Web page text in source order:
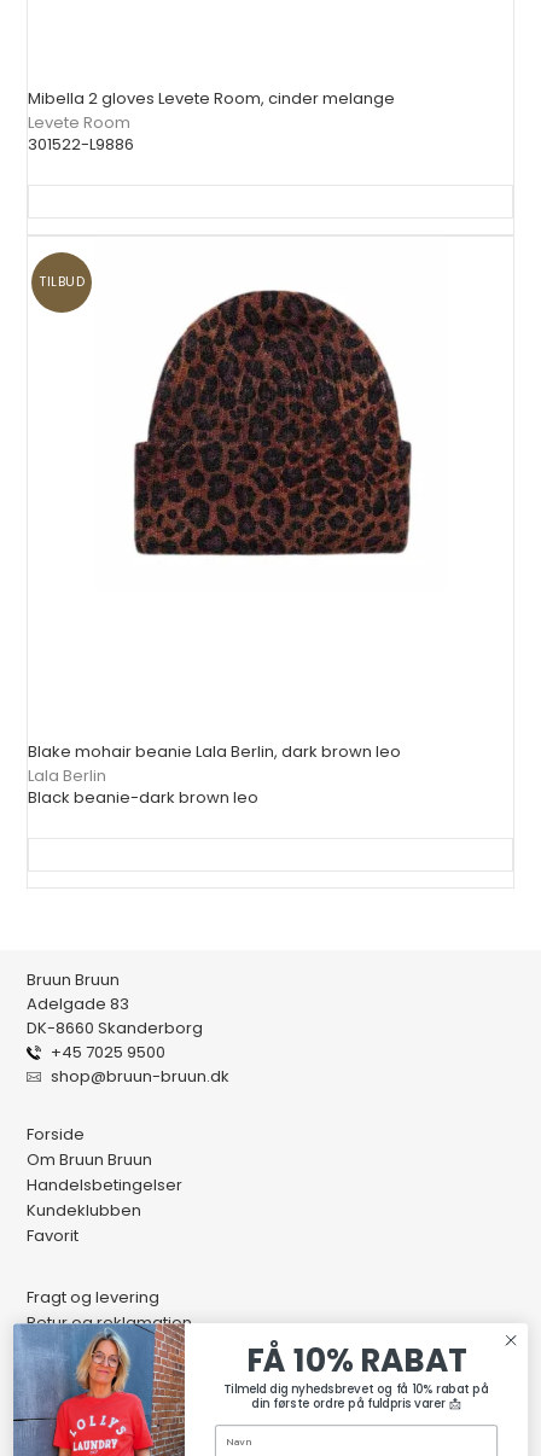
Mibella 2 gloves Levete Room, cinder melange
Levete Room
301522-L9886
TILBUD
Blake mohair beanie Lala Berlin, dark brown leo
Lala Berlin
Black beanie-dark brown leo
Bruun Bruun
Adelgade 83
DK-8660 Skanderborg
+45 7025 9500
shop@bruun-bruun.dk
Forside
Om Bruun Bruun
Handelsbetingelser
Kundeklubben
Favorit
Fragt og levering
Retur og reklamation
Kontakt os
Butikkens åbningstider
FÅ 10% RABAT
Tilmeld dig nyhedsbrevet og få 10% rabat på
din første ordre på fuldpris varer 📩